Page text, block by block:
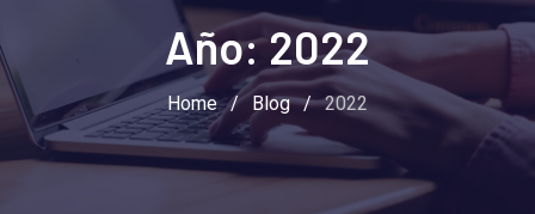
Año:2022
Home / Blog / 2022